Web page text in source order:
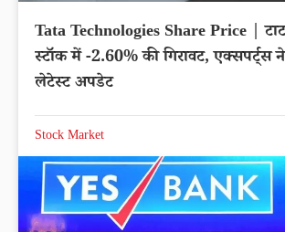
Tata Technologies Share Price |
स्टॉक में -2.60% की गिरावट, एक्सपर्ट्स
लेटेस्ट अपडेट
Stock Market